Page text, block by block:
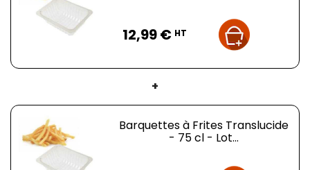
12,99 € HT
+
Barquettes à Frites Translucide
- 75 cl - Lot...